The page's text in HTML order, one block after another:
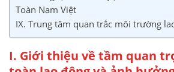
Toàn Nam Việt
IX. Trung tâm quan trắc môi trường
I. Giới thiệu về tầm quan